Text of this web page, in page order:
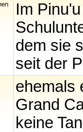
Im
dem sie
seit der
ehemals
Grand
keine